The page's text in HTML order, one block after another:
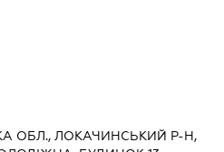
ОБЛ., ЛОКАЧИНСЬКИЙ Р-Н,